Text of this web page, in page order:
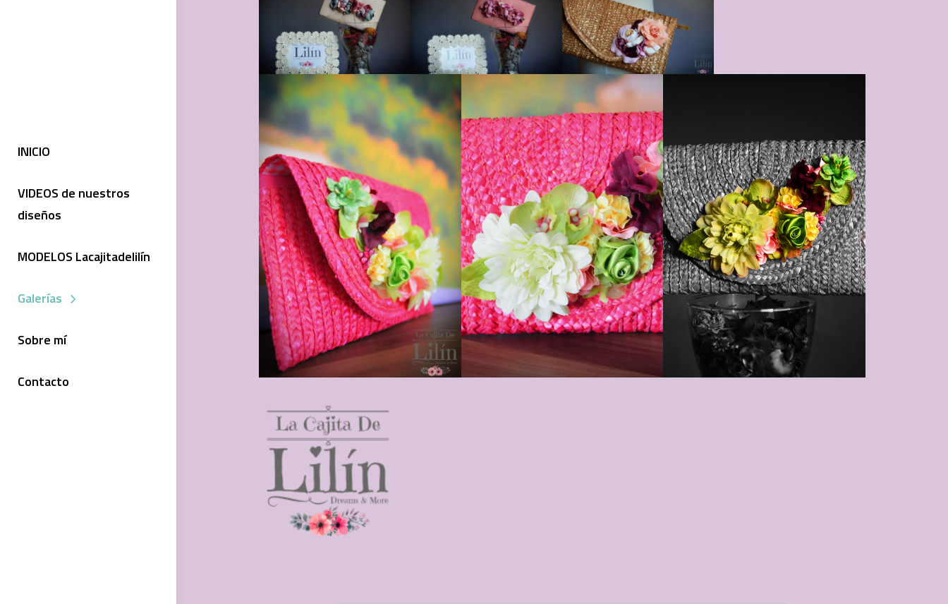
INICIO
VIDEOS de nuestros
diseños
MODELOS Lacajitadelilín
Galerías
Sobre mí
Contacto